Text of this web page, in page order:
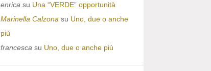
enrica su Una “VERDE” opportunità
Marinella Calzona su Uno, due o anche
più
francesca su Uno, due o anche più